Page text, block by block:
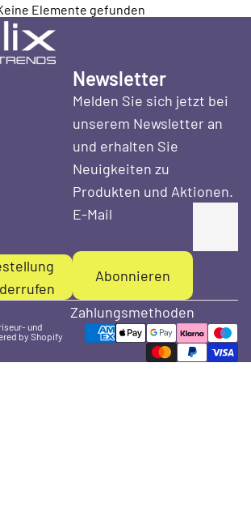
Elemente gefunden
Newsletter
Melden Sie sich jetzt bei
unserem Newsletter an
und erhalten Sie
Neuigkeiten zu
Produkten und Aktionen.
E-Mail
Abonnieren
und
by Shopify
Zahlungsmethoden